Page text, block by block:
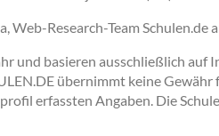
Web-Research-Team Schulen.de
und basieren ausschließlich auf
übernimmt keine
erfassten Angaben. Die